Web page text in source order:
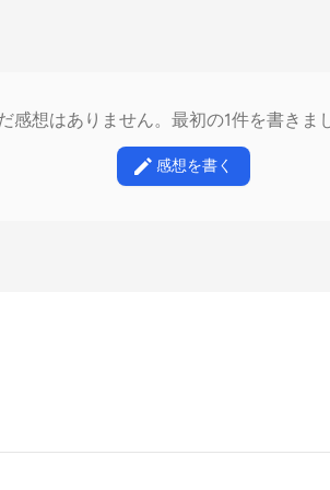
感想はありません。最初の1件を書きま
感想を書く